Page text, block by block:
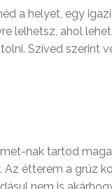
a helyet, egy
lelhetsz, ahol
Szíved szerint
nak tartod
Az étterem a grúz